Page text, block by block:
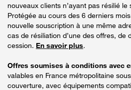
nouveaux clients n’ayant pas résilié
Protégée au cours des 6 derniers
nouvelle souscription à une même
cas de résiliation d’une des offres, de
cession. En savoir plus.
Offres soumises à conditions avec
valables en France métropolitaine
couverture, avec équipements